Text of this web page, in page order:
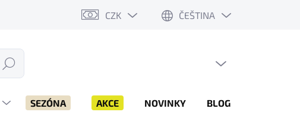
CZK ČEŠTINA
Hledat
SEZÓNA AKCE NOVINKY BLOG